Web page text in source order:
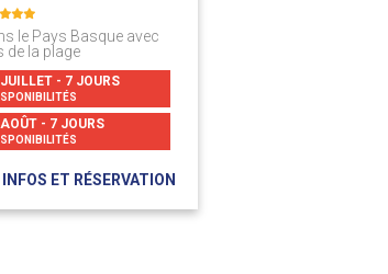
le Pays Basque avec
de la plage
- 7 JOURS
- 7 JOURS
INFOS ET RÉSERVATION